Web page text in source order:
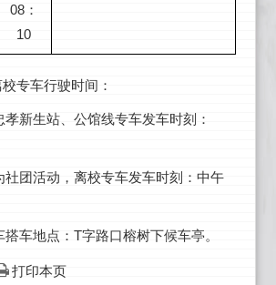
08：
10
专车行驶时间：
新生站、公馆线专车发车时刻：
社团活动，离校专车发车时刻：中午
车地点：T字路口榕树下候车亭。
打印本页